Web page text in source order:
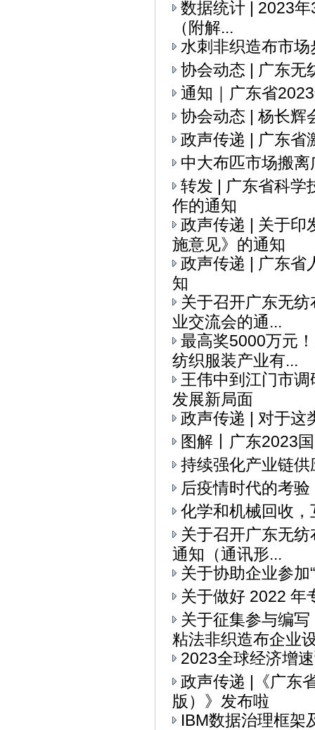
数据统计 | 2023
（附解...
水刺非织造布市
协会动态 | ​广东无
通知｜广东省
协会动态 | 杨长辉
政声传递 | 广东省
中大布匹市场搬
转发 | 广东省科学
作的通知
政声传递 | 关于印
施意见》的通知
政声传递 | 广东省
知
关于召开广东无纺
业交流会的通...
最高奖5000万元
纺织服装产业有...
王伟中到江门市
发展新局面
政声传递 | 对于
图解丨广东2023
持续强化产业链
后疫情时代的考验
化学和机械回收
关于召开广东无
通知（通讯形...
关于协助企业参加
关于做好 2022 年
关于征集参与编
粘法非织造布企业
2023全球经济增
政声传递 |《广东
版）》发布啦
IBM数据治理框架